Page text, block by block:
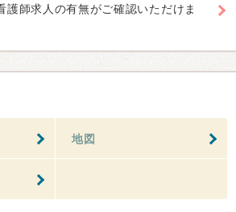
護師求人の有無がご確認いただけま
地図